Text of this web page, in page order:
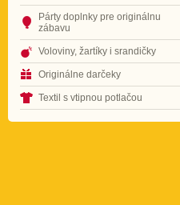
Párty doplnky pre originálnu
zábavu
Voloviny, žartíky i srandičky
Originálne darčeky
Textil s vtipnou potlačou